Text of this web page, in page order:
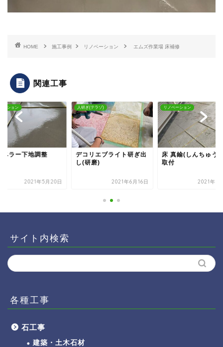
HOME 施工事例 リノベーション エムズ作業場 床補修
関連工事
ーション
ベラー下地調整
2021年5月20日
人研ぎ(テラゾ)
デコリエブライト研ぎ出
し(研磨)
2021年6月16日
リノベーション
床 真鍮(しんちゅう)
取付
2021年5
サイト内検索
各種工事
石工事
建築・土木石材